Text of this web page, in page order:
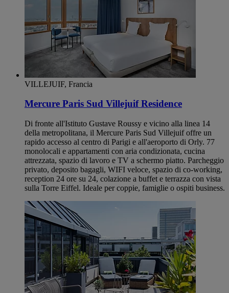
VILLEJUIF, Francia
Mercure Paris Sud Villejuif Residence
Di fronte all'Istituto Gustave Roussy e vicino alla linea 14
della metropolitana, il Mercure Paris Sud Villejuif offre un
rapido accesso al centro di Parigi e all'aeroporto di Orly. 77
monolocali e appartamenti con aria condizionata, cucina
attrezzata, spazio di lavoro e TV a schermo piatto. Parcheggio
privato, deposito bagagli, WIFI veloce, spazio di co-working,
reception 24 ore su 24, colazione a buffet e terrazza con vista
sulla Torre Eiffel. Ideale per coppie, famiglie o ospiti business.